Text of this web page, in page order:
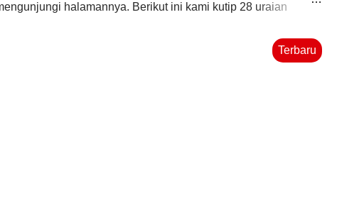
halamannya. Berikut ini kami kutip 28 uraian
1. Melakukan pengkajian keperawatan dasar pada keluarga
Terbaru